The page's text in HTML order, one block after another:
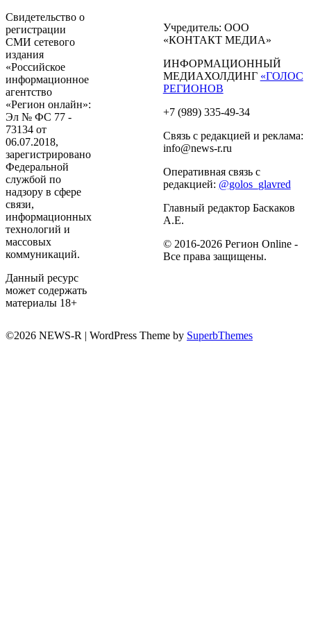
Свидетельство о
регистрации
СМИ сетевого
издания
«Российское
информационное
агентство
«Регион онлайн»:
Эл № ФС 77 -
73134 от
06.07.2018,
зарегистрировано
Федеральной
службой по
надзору в сфере
связи,
информационных
технологий и
массовых
коммуникаций.
Данный ресурс
может содержать
материалы 18+
Учредитель: ООО
«КОНТАКТ МЕДИА»
ИНФОРМАЦИОННЫЙ
МЕДИАХОЛДИНГ «ГОЛОС
РЕГИОНОВ
+7 (989) 335-49-34
Связь с редакцией и реклама:
info@news-r.ru
Оперативная связь с
редакцией: @golos_glavred
Главный редактор Баскаков
А.Е.
© 2016-2026 Регион Online -
Все права защищены.
©2026 NEWS-R | WordPress Theme by SuperbThemes